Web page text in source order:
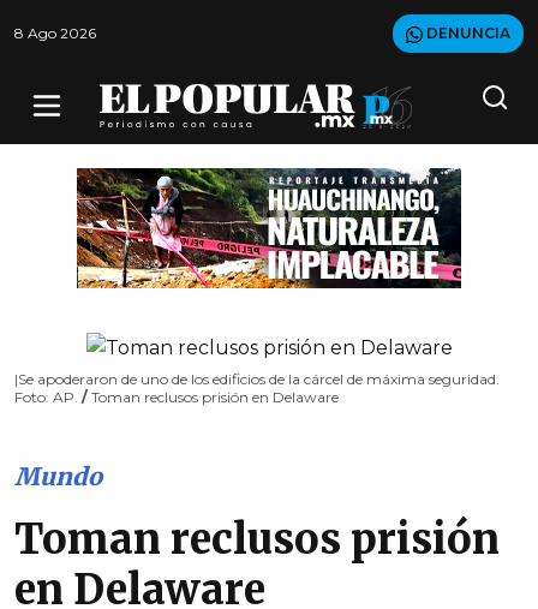
8 Ago 2026 DENUNCIA
|Se apoderaron de uno de los edificios de la cárcel de máxima seguridad.
Foto: AP. / Toman reclusos prisión en Delaware
Mundo
Toman reclusos prisión
en Delaware